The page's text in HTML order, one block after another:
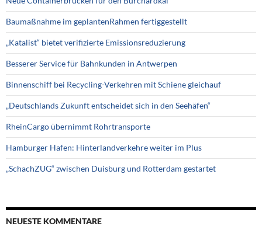
Baumaßnahme im geplantenRahmen fertiggestellt
„Katalist“ bietet verifizierte Emissionsreduzierung
Besserer Service für Bahnkunden in Antwerpen
Binnenschiff bei Recycling-Verkehren mit Schiene gleichauf
„Deutschlands Zukunft entscheidet sich in den Seehäfen“
RheinCargo übernimmt Rohrtransporte
Hamburger Hafen: Hinterlandverkehre weiter im Plus
„SchachZUG“ zwischen Duisburg und Rotterdam gestartet
NEUESTE KOMMENTARE